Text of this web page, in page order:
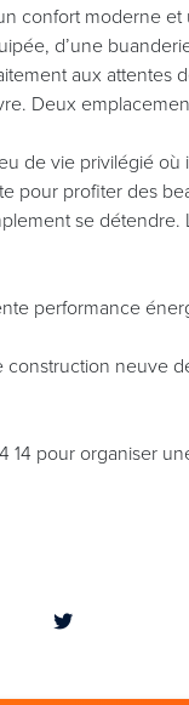
confort moderne
d’une
aux attentes
Deux
de vie privilégié où
pour profiter des
se détendre.
performance
neuve
14 pour organiser